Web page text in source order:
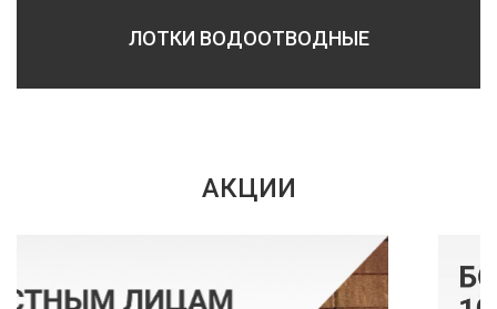
ЛОТКИ ВОДООТВОДНЫЕ
АКЦИИ